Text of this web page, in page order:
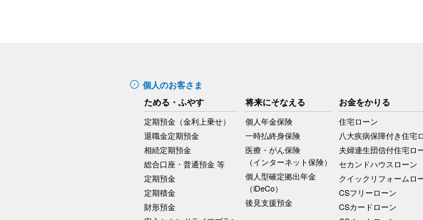
個人のお客さま
ためる・ふやす
定期預金（金利上乗せ）
退職金定期預金
相続定期預金
総合口座・普通預金 等
定期預金
定期積金
財形預金
将来にそなえる
個人年金保険
一時払終身保険
医療・がん保険
（インターネット保険）
個人型確定拠出年金
（iDeCo）
後見支援預金
お金をかりる
住宅ローン
八大疾病保障付き住宅
夫婦連生団信付住宅ロ
セカンドハウスローン
クイックリフォームロ
CSフリーローン
CSカードローン